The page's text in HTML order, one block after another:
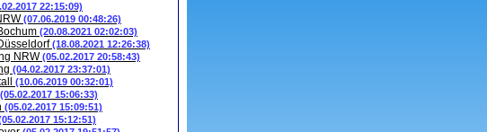
22:15:09)
(07.06.2019 00:48:26)
(20.08.2021 02:02:03)
(18.08.2021 12:26:38)
NRW(05.02.2017 20:58:43)
(04.02.2017 23:37:01)
(10.06.2019 00:32:01)
(05.02.2017 15:06:33)
(05.02.2017 15:09:51)
15:12:51)